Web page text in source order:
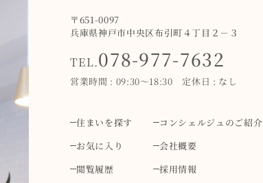
〒651-0097
兵庫県神戸市中央区布引町４丁目２－３
TEL.078-977-7632
営業時間 : 09:30～18:30 定休日 : なし
住まいを探す
コンシェルジュのご紹介
お気に入り
会社概要
閲覧履歴
採用情報